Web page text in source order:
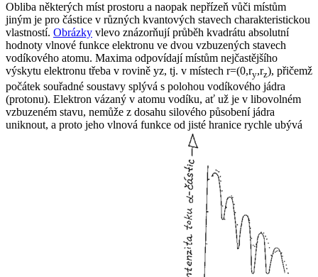
Obliba některých míst prostoru a naopak nepřízeň vůči místům
jiným je pro částice v různých kvantových stavech charakteristickou
vlastností. Obrázky vlevo znázorňují průběh kvadrátu absolutní
hodnoty vlnové funkce elektronu ve dvou vzbuzených stavech
vodíkového atomu. Maxima odpovídají místům nejčastějšího
výskytu elektronu třeba v rovině yz, tj. v místech r=(0,ry,rz), přičemž
počátek souřadné soustavy splývá s polohou vodíkového jádra
(protonu). Elektron vázaný v atomu vodíku, ať už je v libovolném
vzbuzeném stavu, nemůže z dosahu silového působení jádra
uniknout, a proto jeho vlnová funkce od jisté hranice rychle ubývá